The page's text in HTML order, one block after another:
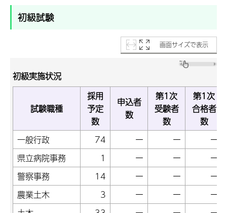
初級試験
画面サイズで表示
初級実施状況
試験職種
採用
予定
数
申込者
数
第1次
受験者
数
第1次
合格者
数
一般行政
74 ー ー
ー
県立病院事務
1 ー ー
ー
警察事務
14 ー ー
ー
農業土木
3 ー ー
ー